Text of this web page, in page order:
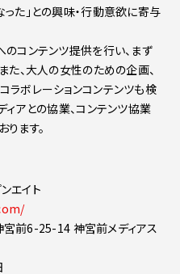
た」との興味・行動意欲に寄与
コンテンツ提供を行い、まず
た、大人の女性のための企画、
ラボレーションコンテンツも検
ィアとの協業、コンテンツ協業
ます。
イト
前6-25-14 神宮前メディアス